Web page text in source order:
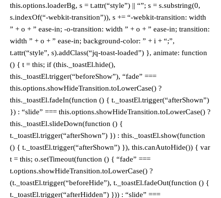
this.options.loaderBg, s = t.attr(“style”) || “”; s = s.substring(0,
s.indexOf(“-webkit-transition”)), s += “-webkit-transition: width
” + o + ” ease-in; -o-transition: width ” + o + ” ease-in; transition:
width ” + o + ” ease-in; background-color: ” + i + “;”,
t.attr(“style”, s).addClass(“jq-toast-loaded”) }, animate: function
() { t = this; if (this._toastEl.hide(),
this._toastEl.trigger(“beforeShow”), “fade” ===
this.options.showHideTransition.toLowerCase() ?
this._toastEl.fadeIn(function () { t._toastEl.trigger(“afterShown”)
}) : “slide” === this.options.showHideTransition.toLowerCase() ?
this._toastEl.slideDown(function () {
t._toastEl.trigger(“afterShown”) }) : this._toastEl.show(function
() { t._toastEl.trigger(“afterShown”) }), this.canAutoHide()) { var
t = this; o.setTimeout(function () { “fade” ===
t.options.showHideTransition.toLowerCase() ?
(t._toastEl.trigger(“beforeHide”), t._toastEl.fadeOut(function () {
t._toastEl.trigger(“afterHidden”) })) : “slide” ===